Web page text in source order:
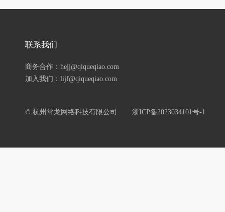
联系我们
商务合作：hejj@qiqueqiao.com
加入我们：lijf@qiqueqiao.com
© 杭州常龙网络科技有限公司 浙ICP备2023034101号-1